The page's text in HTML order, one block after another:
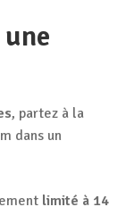
, partez à la
dans un
limité à 14